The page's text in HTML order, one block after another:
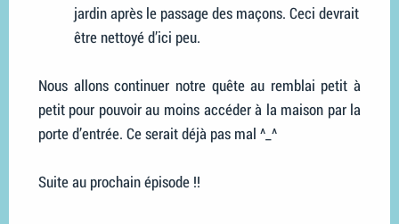
jardin après le passage des maçons. Ceci devrait
être nettoyé d’ici peu.
Nous allons continuer notre quête au remblai petit à
petit pour pouvoir au moins accéder à la maison par la
porte d’entrée. Ce serait déjà pas mal ^_^
Suite au prochain épisode !!